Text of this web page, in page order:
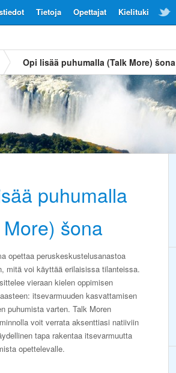
Kielituki
Opettajat
Tietoja
Opi lisää puhumalla (Talk More) šona
puhumalla
More) šona
opettaa peruskeskustelusanastoa
mitä voi käyttää erilaisissa tilanteissa.
vieraan kielen oppimisen
itsevarmuuden kasvattamisen
puhumista varten. Talk Moren
voit verrata aksenttiasi natiiviin
tapa rakentaa itsevarmuutta
opettelevalle.